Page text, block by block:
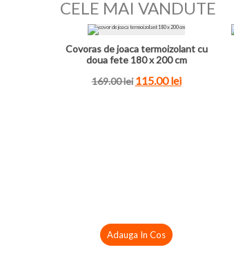
CELE MAI VANDUTE
Covoras de joaca termoizolant cu
doua fete 180 x 200 cm
169.00 lei 115.00 lei
Adauga In Cos